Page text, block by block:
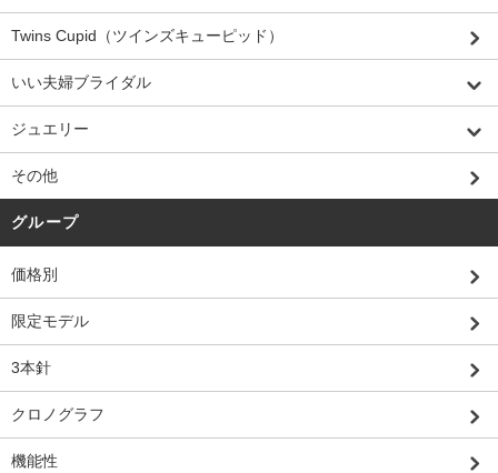
Twins Cupid（ツインズキューピッド）
いい夫婦ブライダル
ジュエリー
その他
グループ
価格別
限定モデル
3本針
クロノグラフ
機能性